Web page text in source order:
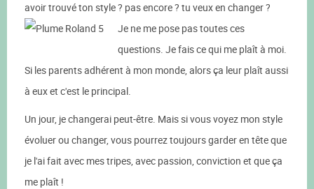
avoir trouvé ton style ? pas encore ? tu veux en changer ?
Je ne me pose pas toutes ces
questions. Je fais ce qui me plaît à moi.
Si les parents adhérent à mon monde, alors ça leur plaît aussi
à eux et c'est le principal.
Un jour, je changerai peut-être. Mais si vous voyez mon style
évoluer ou changer, vous pourrez toujours garder en tête que
je l'ai fait avec mes tripes, avec passion, conviction et que ça
me plaît !